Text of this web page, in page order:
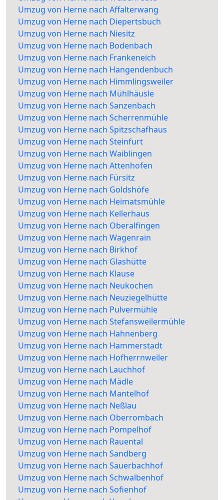
Umzug von Herne nach Affalterwang
Umzug von Herne nach Diepertsbuch
Umzug von Herne nach Niesitz
Umzug von Herne nach Bodenbach
Umzug von Herne nach Frankeneich
Umzug von Herne nach Hangendenbuch
Umzug von Herne nach Himmlingsweiler
Umzug von Herne nach Mühlhäusle
Umzug von Herne nach Sanzenbach
Umzug von Herne nach Scherrenmühle
Umzug von Herne nach Spitzschafhaus
Umzug von Herne nach Steinfurt
Umzug von Herne nach Waiblingen
Umzug von Herne nach Attenhofen
Umzug von Herne nach Fürsitz
Umzug von Herne nach Goldshöfe
Umzug von Herne nach Heimatsmühle
Umzug von Herne nach Kellerhaus
Umzug von Herne nach Oberalfingen
Umzug von Herne nach Wagenrain
Umzug von Herne nach Birkhof
Umzug von Herne nach Glashütte
Umzug von Herne nach Klause
Umzug von Herne nach Neukochen
Umzug von Herne nach Neuziegelhütte
Umzug von Herne nach Pulvermühle
Umzug von Herne nach Stefansweilermühle
Umzug von Herne nach Hahnenberg
Umzug von Herne nach Hammerstadt
Umzug von Herne nach Hofherrnweiler
Umzug von Herne nach Lauchhof
Umzug von Herne nach Mädle
Umzug von Herne nach Mantelhof
Umzug von Herne nach Neßlau
Umzug von Herne nach Oberrombach
Umzug von Herne nach Pompelhof
Umzug von Herne nach Rauental
Umzug von Herne nach Sandberg
Umzug von Herne nach Sauerbachhof
Umzug von Herne nach Schwalbenhof
Umzug von Herne nach Sofienhof